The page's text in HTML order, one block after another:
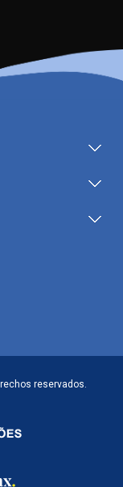
reservados.